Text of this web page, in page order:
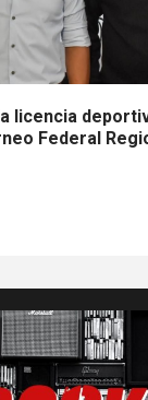
licencia
Federal